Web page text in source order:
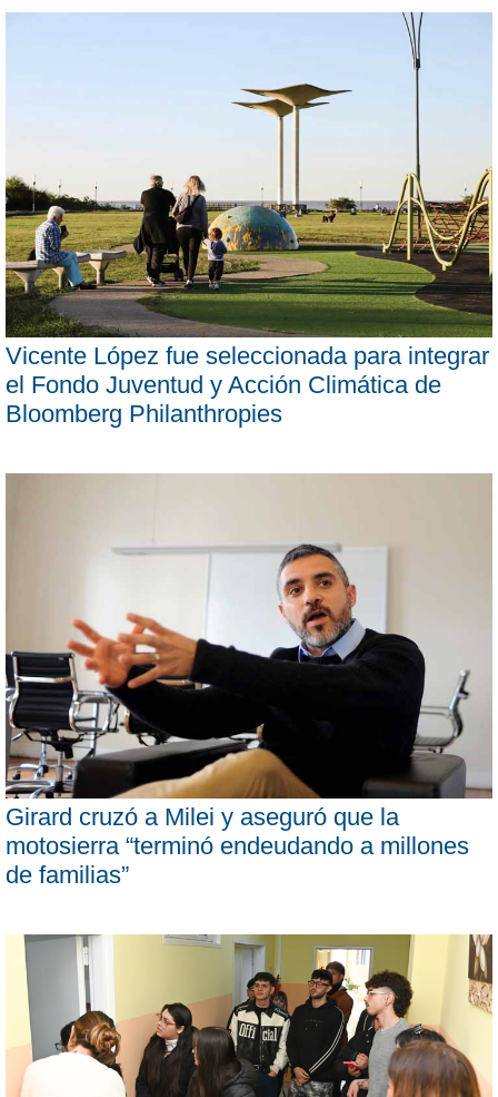
Vicente López fue seleccionada para integrar
el Fondo Juventud y Acción Climática de
Bloomberg Philanthropies
Girard cruzó a Milei y aseguró que la
motosierra “terminó endeudando a millones
de familias”